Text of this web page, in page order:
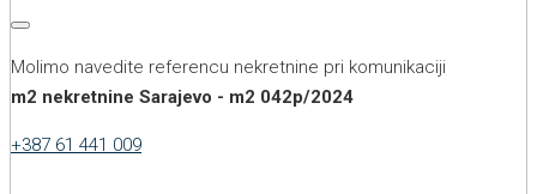
Molimo navedite referencu nekretnine pri komunikaciji
m2 nekretnine Sarajevo - m2 042p/2024
+387 61 441 009